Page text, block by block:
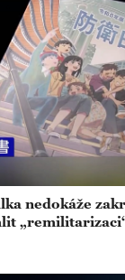
nedokáže